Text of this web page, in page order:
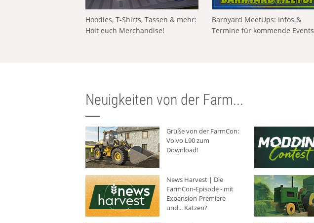
Hoodies, T-Shirts, Tassen & mehr:
Holt euch Merchandise!
Barnyard MeetUps: Infos &
Termine für kommende Events
Neuigkeiten von der Farm...
Grüße von der FarmCon:
Volvo L90 zum
Download!
News Harvest | Die
FarmCon-Episode - mit
Expansion-Premiere
und... Katzen?